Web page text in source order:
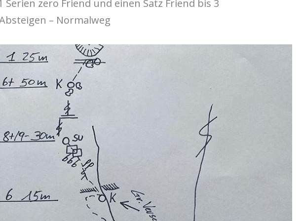
Serien zero Friend und einen Satz Friend bis 3
– Normalweg